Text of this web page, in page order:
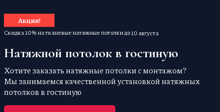
Акция!
Скидка 10% на тканевые натяжные потолки до10 августа
Натяжной потолок в гостиную
Хотите заказать натяжные потолки с монтажом?
Мы занимаемся качественной установкой натяжных
потолков в гостиную